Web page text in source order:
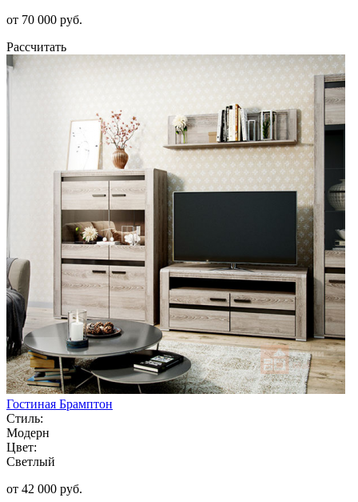
от 70 000 руб.
Рассчитать
Гостиная Брамптон
Стиль:
Модерн
Цвет:
Светлый
от 42 000 руб.